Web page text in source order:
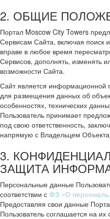
2. ОБЩИЕ
Портал Moscow City Towers
Сервисам Сайта, включая
вправе в любое время
Сервисов, дополнять, изменять
возможности Сайта.
Сайт является информационной
для размещения данных об
особенностях, технических
Пользователь принимает
под свою ответственность,
напрямую с Владельцем
3.
ЗАЩИТА
Персональные данные
соответствии с ФЗ «О
Предоставляя свои данные
Пользователь соглашается на их